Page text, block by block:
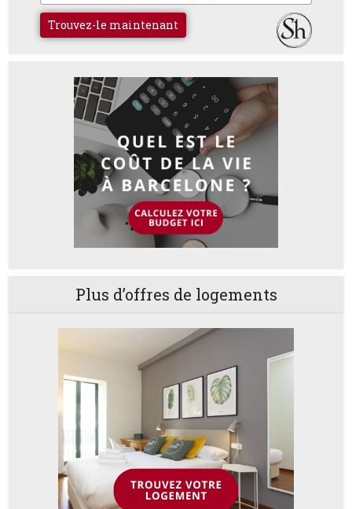
Trouvez-le maintenant
Plus d’offres de logements